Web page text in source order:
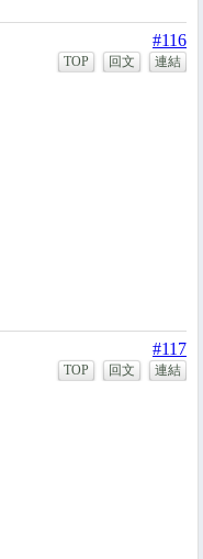
#116
TOP 回文 連結
#117
TOP 回文 連結